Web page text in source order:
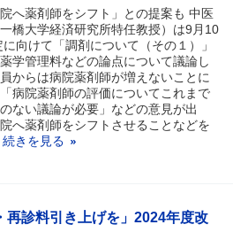
へ薬剤師をシフト」との提案も 中医
橋大学経済研究所特任教授）は9月10
向けて「調剤について（その１）」
学管理料などの論点について議論し
からは病院薬剤師が増えないことに
病院薬剤師の評価についてこれまで
ない議論が必要」などの意見が出
へ薬剤師をシフトさせることなどを
続きを見る
再診料引き上げを」2024年度改